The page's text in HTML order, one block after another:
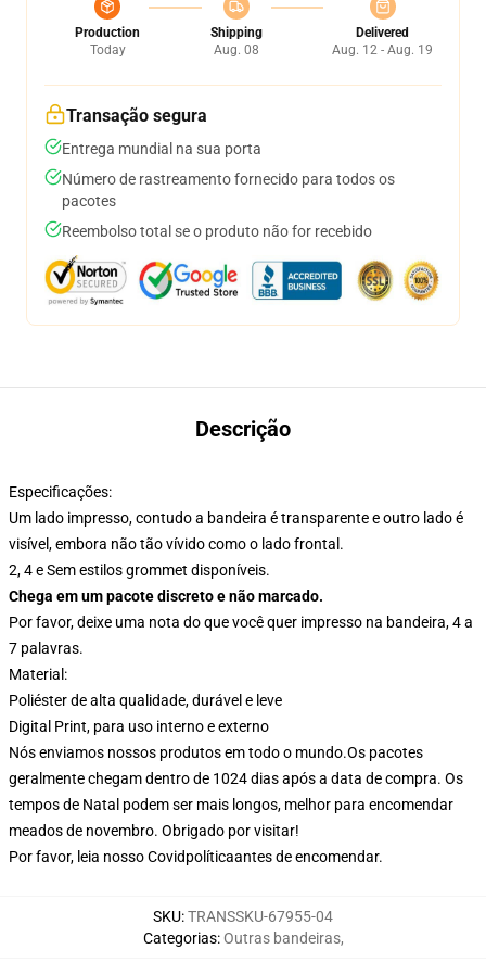
Production
Today
Shipping
Aug. 08
Delivered
Aug. 12 - Aug. 19
Transação segura
Entrega mundial na sua porta
Número de rastreamento fornecido para todos os
pacotes
Reembolso total se o produto não for recebido
Descrição
Especificações:
Um lado impresso, contudo a bandeira é transparente e outro lado é
visível, embora não tão vívido como o lado frontal.
2, 4 e Sem estilos grommet disponíveis.
Chega em um pacote discreto e não marcado.
Por favor, deixe uma nota do que você quer impresso na bandeira, 4 a
7 palavras.
Material:
Poliéster de alta qualidade, durável e leve
Digital Print, para uso interno e externo
Nós enviamos nossos produtos em todo o mundo.Os pacotes
geralmente chegam dentro de 1024 dias após a data de compra. Os
tempos de Natal podem ser mais longos, melhor para encomendar
meados de novembro. Obrigado por visitar!
Por favor, leia nosso Covidpolíticaantes de encomendar.
SKU:TRANSSKU-67955-04
Categorias:Outras bandeiras,